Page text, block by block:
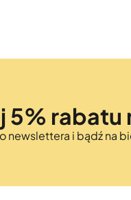
5% rabatu
newslettera i bądź na